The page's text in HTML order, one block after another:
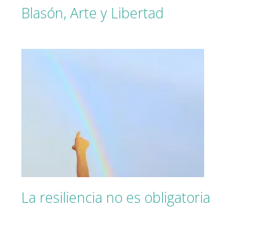
Blasón, Arte y Libertad
La resiliencia no es obligatoria